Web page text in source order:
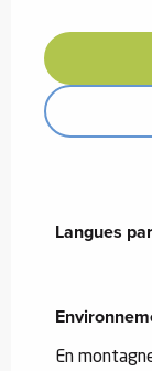
Langues
Langues
En